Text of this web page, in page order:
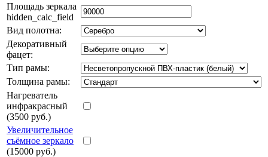
Площадь зеркала
hidden_calc_field
Вид полотна:
Декоративный
фацет:
Тип рамы:
Толщина рамы:
Нагреватель
инфракрасный
(3500 руб.)
Увеличительное
съёмное зеркало
(15000 руб.)